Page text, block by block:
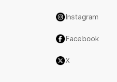
Instagram
Facebook
X